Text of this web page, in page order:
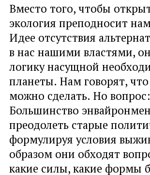
Вместо того, чтобы
экология преподносит
Идее отсутствия
в нас нашими властями,
логику насущной
планеты. Нам говорят,
можно сделать. Но
Большинство
преодолеть старые
формулируя условия
образом они обходят
какие силы, какие формы